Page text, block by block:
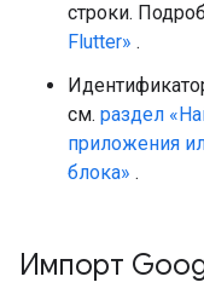
строки.
Flutter» .
см. раздел
приложения
блока» .
Импорт